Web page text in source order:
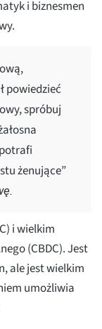
i biznesmen
powiedzieć
spróbuj
żenujące”
i wielkim
(CBDC). Jest
ale jest wielkim
umożliwia